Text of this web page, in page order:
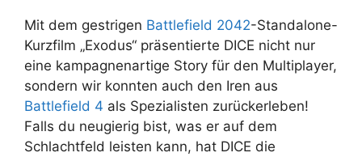
Mit dem gestrigen Battlefield 2042-Standalone-
Kurzfilm „Exodus“ präsentierte DICE nicht nur
eine kampagnenartige Story für den Multiplayer,
sondern wir konnten auch den Iren aus
Battlefield 4 als Spezialisten zurückerleben!
Falls du neugierig bist, was er auf dem
Schlachtfeld leisten kann, hat DICE die